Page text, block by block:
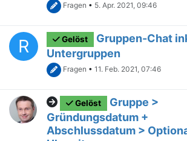
Fragen • 5. Apr. 2021, 09:46
R Gelöst
Gruppen-Chat
Untergruppen
Fragen • 11. Feb. 2021, 07:46
Gelöst
Gruppe >
Gründungsdatum +
Abschlussdatum >